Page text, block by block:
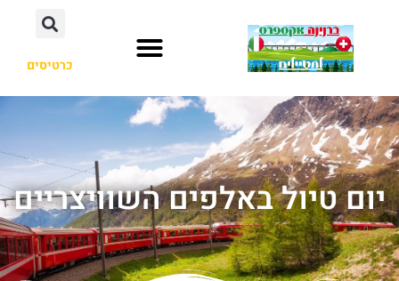
כרטיסים
יום טיול באלפים השוויצריים